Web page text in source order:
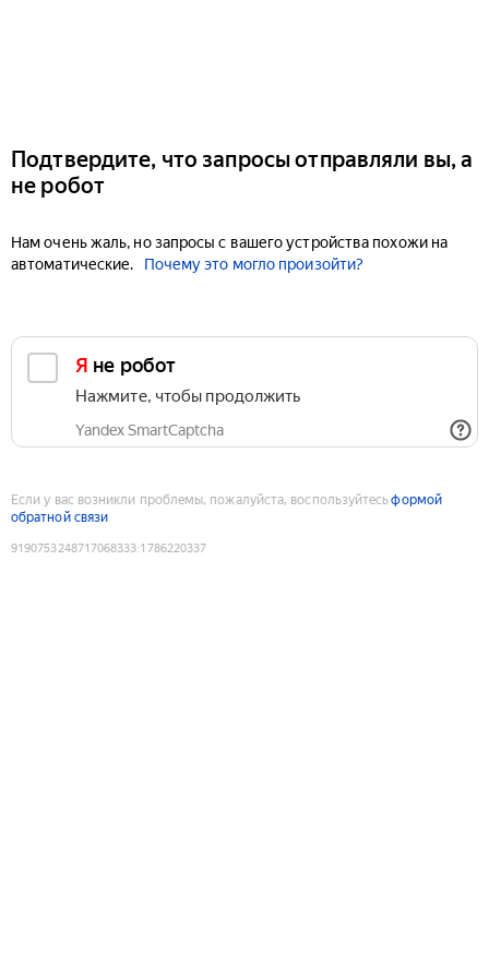
Подтвердите, что запросы отправляли вы, а
не робот
Нам очень жаль, но запросы с вашего устройства похожи на
автоматические.
Почему это могло произойти?
Я не робот
Нажмите, чтобы продолжить
Yandex SmartCaptcha
Если у вас возникли проблемы, пожалуйста, воспользуйтесьформой
обратной связи
9190753248717068333:1786220337